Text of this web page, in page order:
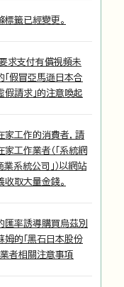
籤已經變更。
求支付有償視頻未
「假冒亞馬遜日本合
假請求」的注意喚起
家工作的消費者，請
工作業者（「系統網
業系統公司」）以網站
取大量金錢。
率誘導購買烏茲別
姆的「黑石日本股份
者相關注意事項